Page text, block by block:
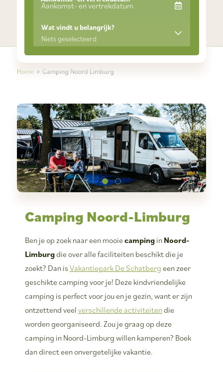
Wat vindt u belangrijk?
Niets geselecteerd
Home Camping Noord Limburg
Camping Noord-Limburg
Ben je op zoek naar een mooiecamping inNoord-
Limburgdie over alle faciliteiten beschikt die je
zoekt? Dan is Vakantiepark De Schatberg een zeer
geschikte camping voor je! Deze kindvriendelijke
camping is perfect voor jou en je gezin, want er zijn
ontzettend veel verschillende activiteiten die
worden georganiseerd. Zou je graag op deze
camping in Noord-Limburg willen kamperen? Boek
dan direct een onvergetelijke vakantie.